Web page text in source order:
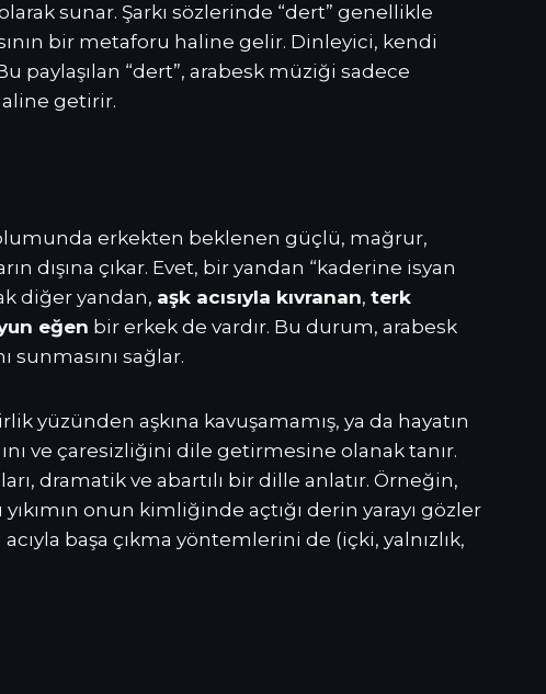
sunar. Şarkı sözlerinde “dert” genellikle
bir metaforu haline gelir. Dinleyici, kendi
paylaşılan “dert”, arabesk müziği sadece
getirir.
erkekten beklenen güçlü, mağrur,
dışına çıkar. Evet, bir yandan “kaderine isyan
diğer yandan, aşk acısıyla kıvranan, terk
eğen bir erkek de vardır. Bu durum, arabesk
sağlar.
yüzünden aşkına kavuşamamış, ya da hayatın
ve çaresizliğini dile getirmesine olanak tanır.
dramatik ve abartılı bir dille anlatır. Örneğin,
onun kimliğinde açtığı derin yarayı gözler
başa çıkma yöntemlerini de (içki, yalnızlık,